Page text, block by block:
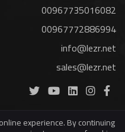
00967735016082
00967772886994
info@lezr.net
sales@lezr.net
experience. By continuing